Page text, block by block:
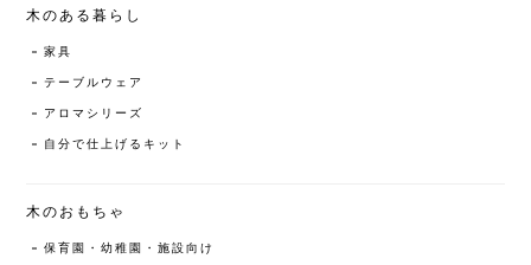
木のある暮らし
家具
テーブルウェア
アロマシリーズ
自分で仕上げるキット
木のおもちゃ
保育園・幼稚園・施設向け